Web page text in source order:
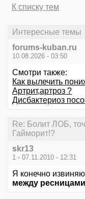
К списку тем
Интересные темы
forums-kuban.ru
10.08.2026 - 03:50
Смотри также:
Как вылечить
Артрит,артроз ?
Дисбактериоз
Re: Болит ЛОБ,
Гайморит!?
skr13
1 - 07.11.2010 - 12:31
Я конечно
между ресницами